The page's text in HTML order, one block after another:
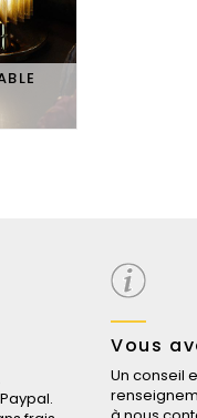
Vous
Un conseil